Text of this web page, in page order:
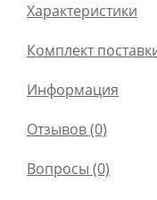
Характеристики
Комплект
Информация
Отзывов (0)
Вопросы (0)